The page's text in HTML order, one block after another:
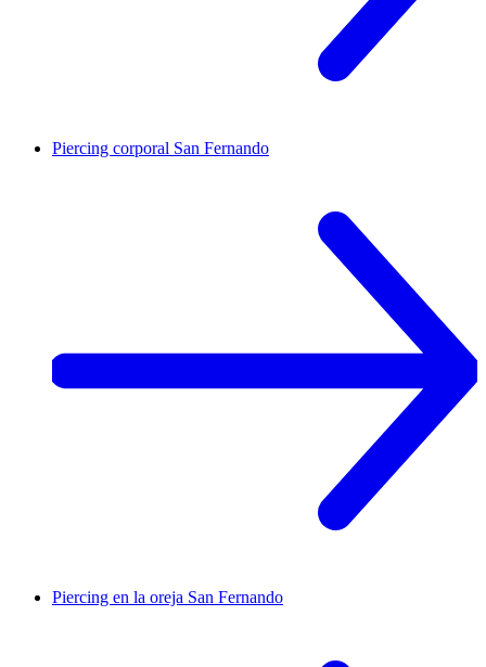
Piercing corporal San Fernando
Piercing en la oreja San Fernando